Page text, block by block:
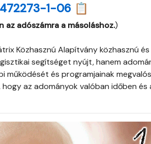
1-06 📋
az adószámra a másoláshoz.)
Közhasznú Alapítvány közhasznú és
segítséget nyújt, hanem
működését és programjainak
az adományok valóban időben és